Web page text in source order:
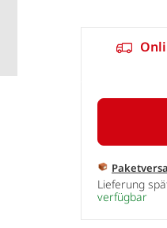
Lieferung
verfügbar